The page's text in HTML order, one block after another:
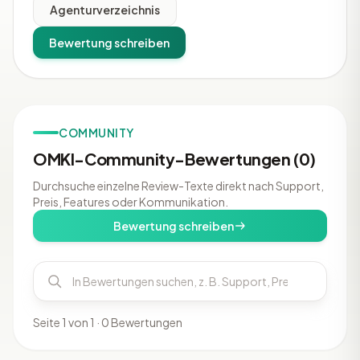
Agenturverzeichnis
Bewertung schreiben
COMMUNITY
OMKI-Community-Bewertungen (0)
Durchsuche einzelne Review-Texte direkt nach Support,
Preis, Features oder Kommunikation.
Bewertung schreiben
Seite 1 von 1 · 0 Bewertungen